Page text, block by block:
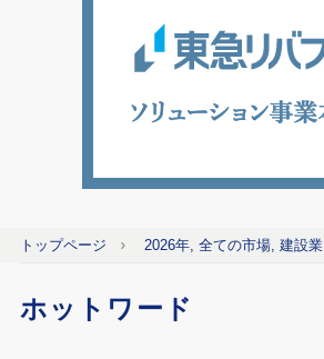
トップページ 2026年, 全ての市場, 建設業
ホットワード